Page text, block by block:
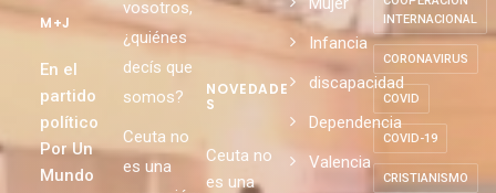
M+J
En el
partido
político
Por Un
Mundo
vosotros,
¿quiénes
decís que
somos?
Ceuta no
es una
NOVEDADE
S
Ceuta no
es una
Infancia
discapacidad
Dependencia
Valencia
INTERNACIONAL
CORONAVIRUS
COVID
COVID-19
CRISTIANISMO